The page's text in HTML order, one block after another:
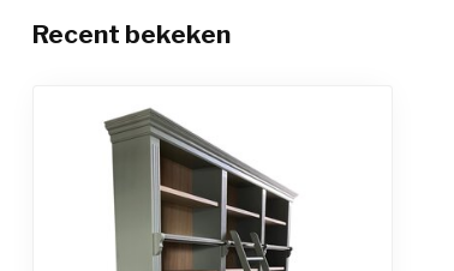
Recent bekeken